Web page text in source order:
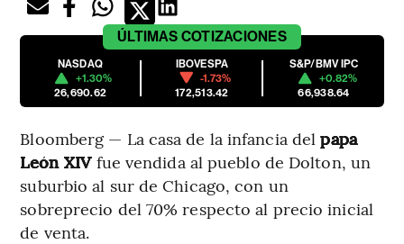
ÚLTIMAS COTIZACIONES
NASDAQ
+1.30%
26,690.62
IBOVESPA
-1.73%
172,513.42
S&P/BMV IPC
+0.82%
66,938.64
Bloomberg — La casa de la infancia delpapa
León XIV fue vendida al pueblo de Dolton, un
suburbio al sur de Chicago, con un
sobreprecio del 70% respecto al precio inicial
de venta.